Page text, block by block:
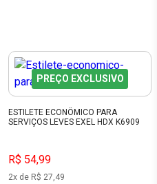
PREÇO EXCLUSIVO
ESTILETE ECONÔMICO PARA
SERVIÇOS LEVES EXEL HDX K6909
R$ 54,99
2x de R$ 27,49